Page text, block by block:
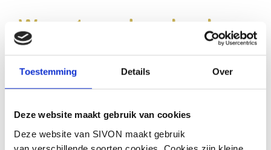
Toestemming Details Over
Deze website maakt gebruik van cookies
Deze website van SIVON maakt gebruik
Wees terughoudend
met het plaatsen van
persoonsgegevens en
media